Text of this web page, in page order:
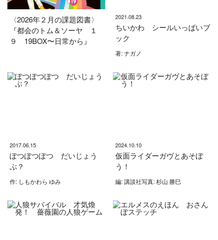
〈2026年２月の課題図書〉
『都会のトム＆ソーヤ １
９ 19BOX〜日常から』
2021.08.23
ちいかわ シールいっぱいブ
ック
著: ナガノ
2017.06.15
ぽつぽつぽつ だいじょう
ぶ？
作: しもかわら ゆみ
2024.10.10
仮面ライダーガヴとあそぼ
う！
編: 講談社写真: 杉山 勝巳